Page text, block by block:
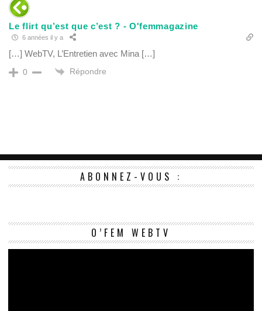
Le flirt qu’est que c’est ? - O'femmagazine
6 années il y a
[…] WebTV, L’Entretien avec Mina […]
0 Répondre
ABONNEZ-VOUS :
O’FEM WEBTV